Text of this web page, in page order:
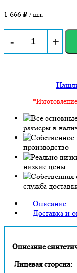
1 666 ₽ / шт.
- +
размеры в
производство
низкие цены
служба
Описание
Доставка и
Описание
Лицевая сторона: